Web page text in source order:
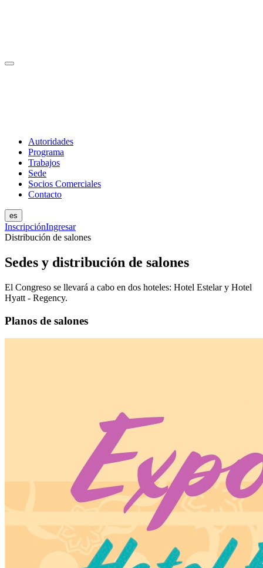
Autoridades
Programa
Trabajos
Sede
Socios Comerciales
Contacto
es
InscripciónIngresar
Distribución de salones
Sedes y distribución de salones
El Congreso se llevará a cabo en dos hoteles: Hotel Estelar y Hotel
Hyatt - Regency.
Planos de salones